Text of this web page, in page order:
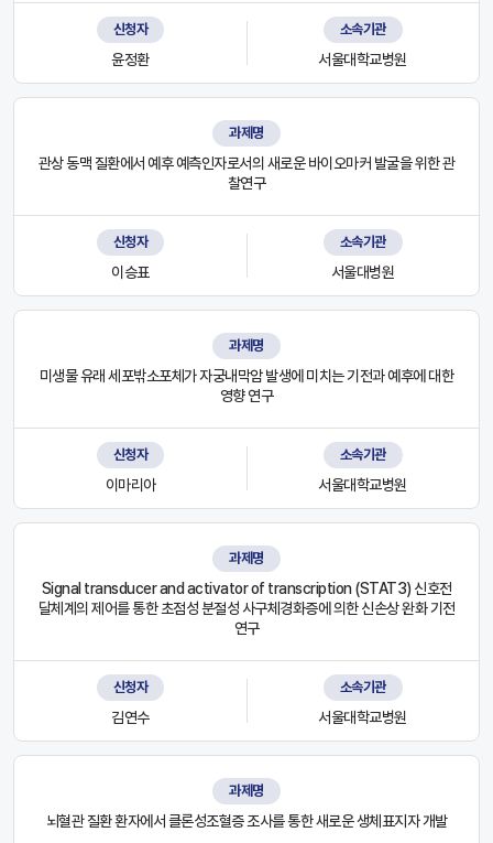
신청자
윤정환
소속기관
서울대학교병원
과제명
관상 동맥 질환에서 예후 예측인자로서의 새로운 바이오마커 발굴을 위한 관
찰연구
신청자
이승표
소속기관
서울대병원
과제명
미생물 유래 세포밖소포체가 자궁내막암 발생에 미치는 기전과 예후에 대한
영향 연구
신청자
이마리아
소속기관
서울대학교병원
과제명
Signal transducer and activator of transcription (STAT3) 신호전
달체계의 제어를 통한 초점성 분절성 사구체경화증에 의한 신손상 완화 기전
연구
신청자
김연수
소속기관
서울대학교병원
과제명
뇌혈관 질환 환자에서 클론성조혈증 조사를 통한 새로운 생체표지자 개발